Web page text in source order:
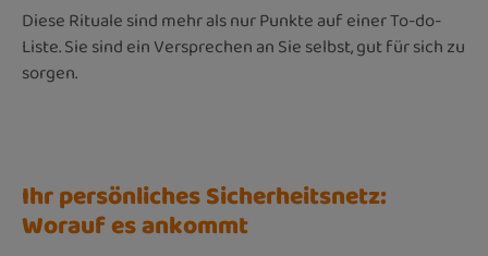
Diese Rituale sind mehr als nur Punkte auf einer To-do-
Liste. Sie sind ein Versprechen an Sie selbst, gut für sich zu
sorgen.
Ihr persönliches Sicherheitsnetz:
Worauf es ankommt